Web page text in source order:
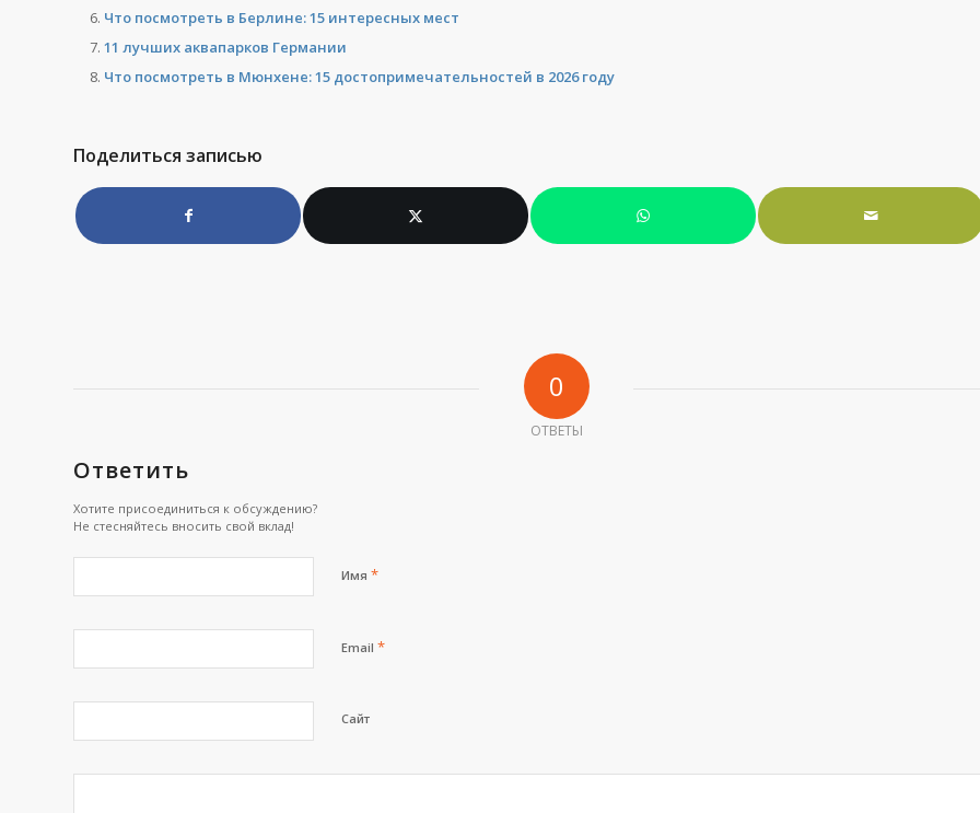
Что посмотреть в Берлине: 15 интересных мест
11 лучших аквапарков Германии
Что посмотреть в Мюнхене: 15 достопримечательностей в 2026 году
Поделиться записью
0
ОТВЕТЫ
Ответить
Хотите присоединиться к обсуждению?
Не стесняйтесь вносить свой вклад!
Имя *
Email *
Сайт